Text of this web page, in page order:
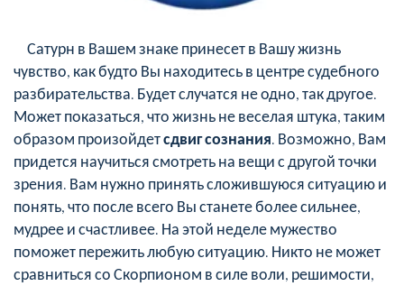
Сатурн в Вашем знаке принесет в Вашу жизнь
чувство, как будто Вы находитесь в центре судебного
разбирательства. Будет случатся не одно, так другое.
Может показаться, что жизнь не веселая штука, таким
образом произойдетсдвиг сознания. Возможно, Вам
придется научиться смотреть на вещи с другой точки
зрения. Вам нужно принять сложившуюся ситуацию и
понять, что после всего Вы станете более сильнее,
мудрее и счастливее. На этой неделе мужество
поможет пережить любую ситуацию. Никто не может
сравниться со Скорпионом в силе воли, решимости,